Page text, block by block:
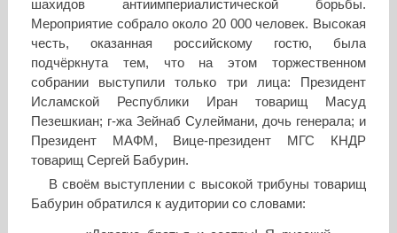
шахидов антиимпериалистической борьбы.
Мероприятие собрало около 20 000 человек. Высокая
честь, оказанная российскому гостю, была
подчёркнута тем, что на этом торжественном
собрании выступили только три лица: Президент
Исламской Республики Иран товарищ Масуд
Пезешкиан; г-жа Зейнаб Сулеймани, дочь генерала; и
Президент МАФМ, Вице-президент МГС КНДР
товарищ Сергей Бабурин.
В своём выступлении с высокой трибуны товарищ
Бабурин обратился к аудитории со словами: